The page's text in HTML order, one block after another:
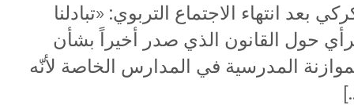
بعد انتهاء الاجتماع التربوي: «تبادلنا
حول القانون الذي صدر أخيراً بشأن
المدرسية في المدارس الخاصة لأنّه